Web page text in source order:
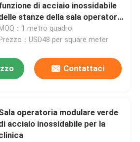
di acciaio inossidabile
stanze della sala operatoria
multi
MOQ：1 metro quadro
Prezzo：USD48 per square meter
Contattaci
operatoria modulare verde
acciaio inossidabile per la